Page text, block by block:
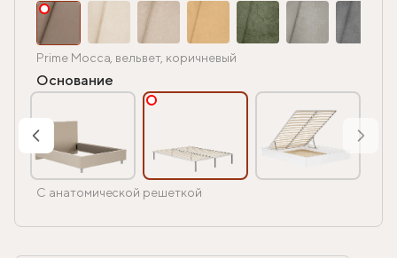
Prime Mocca, вельвет, коричневый
Основание
С анатомической решеткой